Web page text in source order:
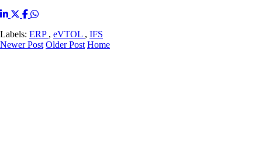
Labels: ERP , eVTOL , IFS
Newer Post Older Post Home